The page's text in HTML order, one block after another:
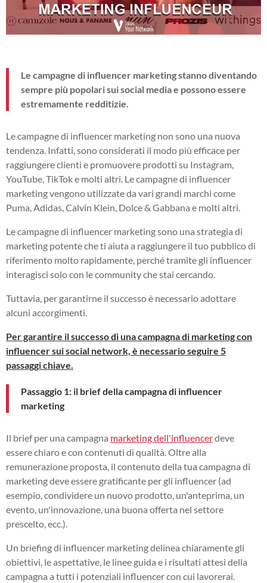
Le campagne di influencer marketing stanno diventando
sempre più popolari sui social media e possono essere
estremamente redditizie.
Le campagne di influencer marketing non sono una nuova
tendenza. Infatti, sono considerati il modo più efficace per
raggiungere clienti e promuovere prodotti su Instagram,
YouTube, TikTok e molti altri. Le campagne di influencer
marketing vengono utilizzate da vari grandi marchi come
Puma, Adidas, Calvin Klein, Dolce & Gabbana e molti altri.
Le campagne di influencer marketing sono una strategia di
marketing potente che ti aiuta a raggiungere il tuo pubblico di
riferimento molto rapidamente, perché tramite gli influencer
interagisci solo con le community che stai cercando.
Tuttavia, per garantirne il successo è necessario adottare
alcuni accorgimenti.
Per garantire il successo di una campagna di marketing con
influencer sui social network, è necessario seguire 5
passaggi chiave.
Passaggio 1: il brief della campagna di influencer
marketing
Il brief per una campagna marketing dell'influencerdeve
essere chiaro e con contenuti di qualità. Oltre alla
remunerazione proposta, il contenuto della tua campagna di
marketing deve essere gratificante per gli influencer (ad
esempio, condividere un nuovo prodotto, un'anteprima, un
evento, un'innovazione, una buona offerta nel settore
prescelto, ecc.).
Un briefing di influencer marketing delinea chiaramente gli
obiettivi, le aspettative, le linee guida e i risultati attesi della
campagna a tutti i potenziali influencer con cui lavorerai.